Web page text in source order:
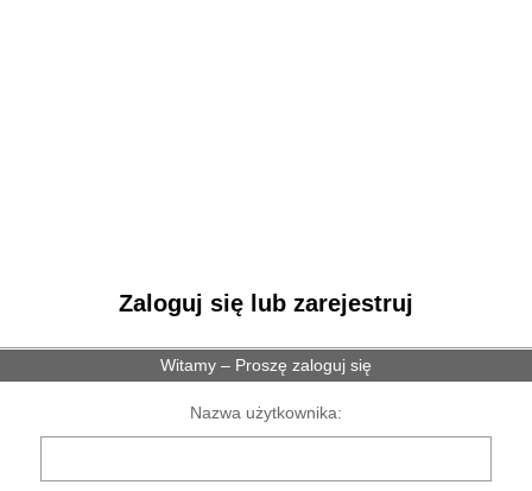
Zaloguj się lub zarejestruj
Witamy – Proszę zaloguj się
Nazwa użytkownika: